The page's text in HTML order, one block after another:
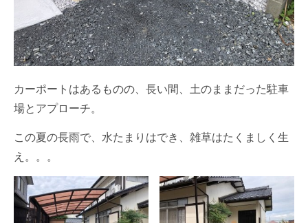
カーポートはあるものの、長い間、土のままだった駐車
場とアプローチ。
この夏の長雨で、水たまりはでき、雑草はたくましく生
え。。。